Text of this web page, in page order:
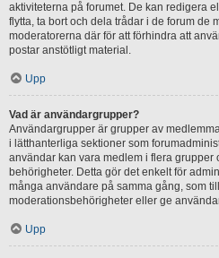
aktiviteterna på forumet. De kan redigera
flytta, ta bort och dela trådar i de forum de
moderatorerna där för att förhindra att
postar anstötligt material.
Upp
Vad är användargrupper?
Användargrupper är grupper av
i lätthanterliga sektioner som
användar kan vara medlem i flera
behörigheter. Detta gör det enkelt för
många användare på samma gång, som
moderationsbehörigheter eller ge
Upp